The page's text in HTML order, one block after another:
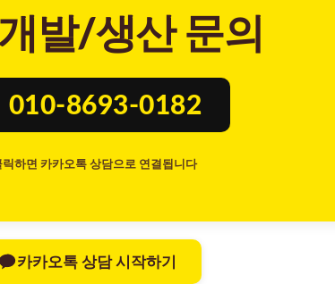
발/생산 문의
010-8693-0182
하면 카카오톡 상담으로 연결됩니다
카카오톡 상담 시작하기